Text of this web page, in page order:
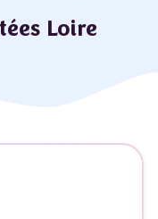
Loire